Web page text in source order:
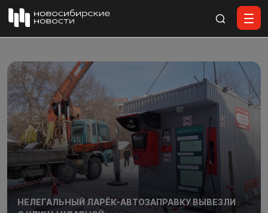
НЕЛЕГАЛЬНЫЙ ЛАРЁК-АВТОЗАПРАВКУ ВЫВЕЗЛИ